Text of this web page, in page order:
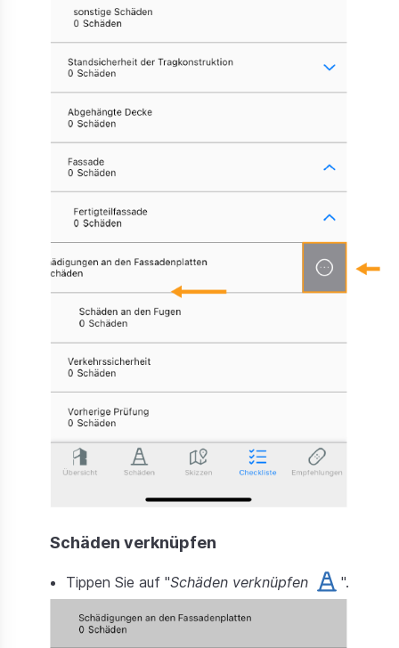
Schäden verknüpfen
Tippen Sie auf "Schäden verknüpfen ".